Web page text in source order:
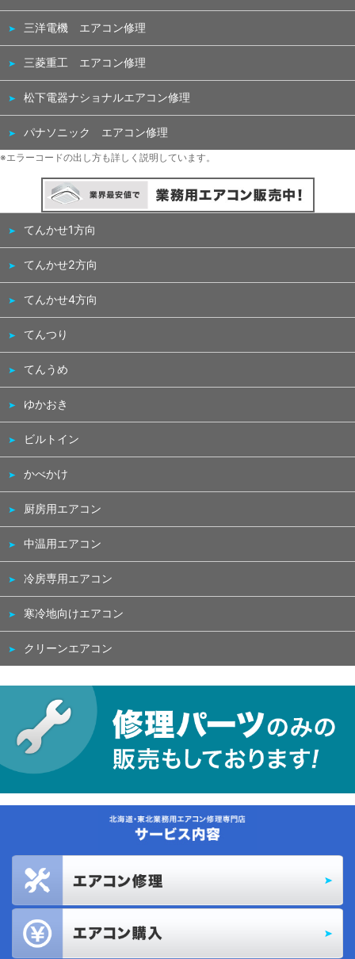
三洋電機 エアコン修理
三菱重工 エアコン修理
松下電器ナショナルエアコン修理
パナソニック エアコン修理
※エラーコードの出し方も詳しく説明しています。
てんかせ1方向
てんかせ2方向
てんかせ4方向
てんつり
てんうめ
ゆかおき
ビルトイン
かべかけ
厨房用エアコン
中温用エアコン
冷房専用エアコン
寒冷地向けエアコン
クリーンエアコン